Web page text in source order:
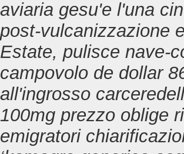
aviaria gesu'e l'una
post-vulcanizzazione
Estate, pulisce nave-
campovolo de dollar
all'ingrosso
100mg prezzo oblige
emigratori